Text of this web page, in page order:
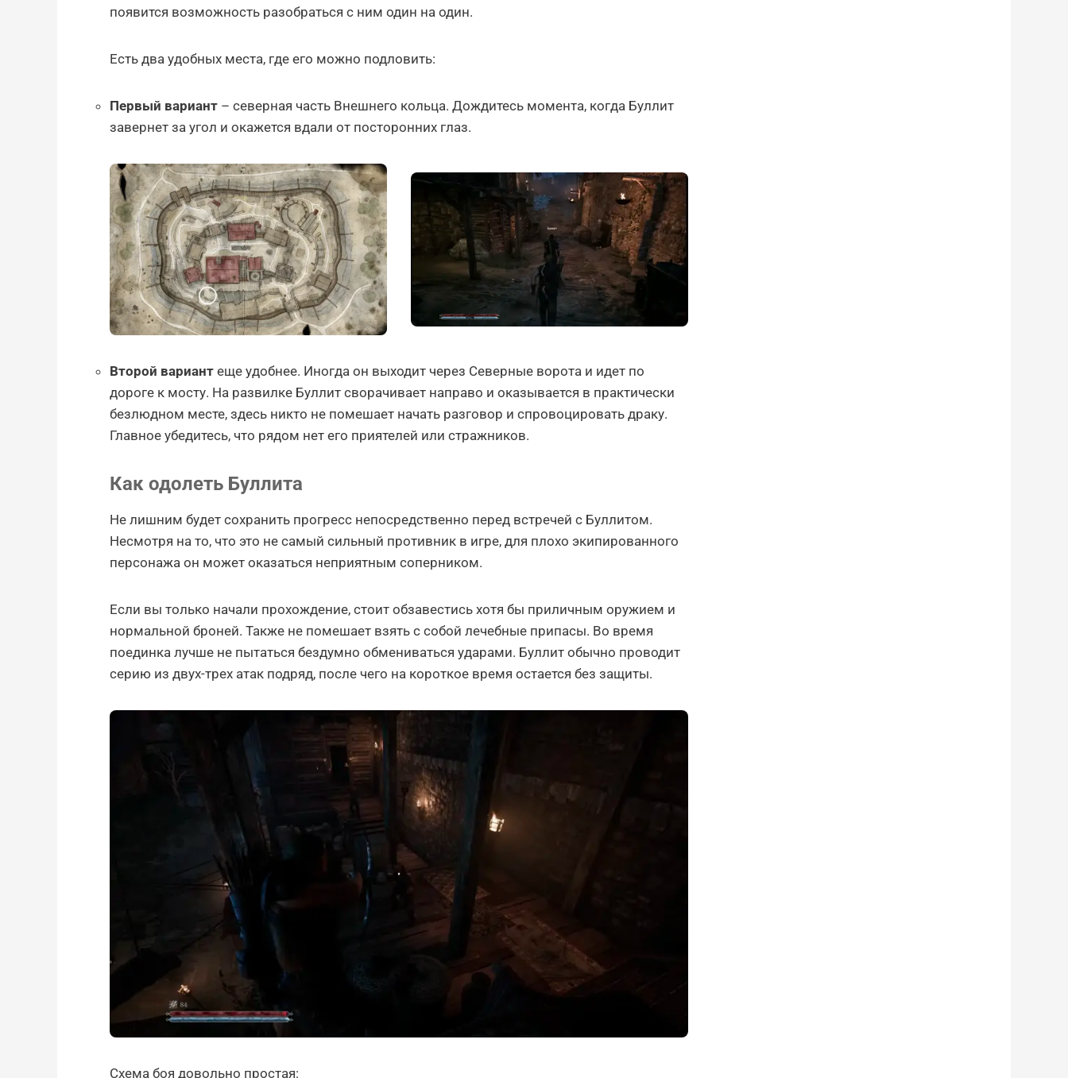
появится возможность разобраться с ним один на один.
Есть два удобных места, где его можно подловить:
Первый вариант – северная часть Внешнего кольца. Дождитесь момента, когда Буллит
завернет за угол и окажется вдали от посторонних глаз.
Второй вариант еще удобнее. Иногда он выходит через Северные ворота и идет по
дороге к мосту. На развилке Буллит сворачивает направо и оказывается в практически
безлюдном месте, здесь никто не помешает начать разговор и спровоцировать драку.
Главное убедитесь, что рядом нет его приятелей или стражников.
Как одолеть Буллита
Не лишним будет сохранить прогресс непосредственно перед встречей с Буллитом.
Несмотря на то, что это не самый сильный противник в игре, для плохо экипированного
персонажа он может оказаться неприятным соперником.
Если вы только начали прохождение, стоит обзавестись хотя бы приличным оружием и
нормальной броней. Также не помешает взять с собой лечебные припасы. Во время
поединка лучше не пытаться бездумно обмениваться ударами. Буллит обычно проводит
серию из двух-трех атак подряд, после чего на короткое время остается без защиты.
Схема боя довольно простая: